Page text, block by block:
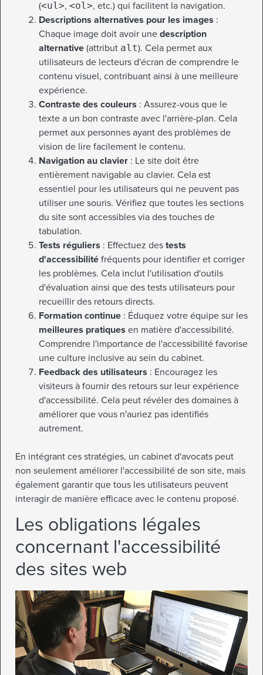
(<ul>, <ol>, etc.) qui facilitent la navigation.
Descriptions alternatives pour les images :
Chaque image doit avoir une description
alternative (attribut alt). Cela permet aux
utilisateurs de lecteurs d'écran de comprendre le
contenu visuel, contribuant ainsi à une meilleure
expérience.
Contraste des couleurs : Assurez-vous que le
texte a un bon contraste avec l'arrière-plan. Cela
permet aux personnes ayant des problèmes de
vision de lire facilement le contenu.
Navigation au clavier : Le site doit être
entièrement navigable au clavier. Cela est
essentiel pour les utilisateurs qui ne peuvent pas
utiliser une souris. Vérifiez que toutes les sections
du site sont accessibles via des touches de
tabulation.
Tests réguliers : Effectuez des tests
d'accessibilité fréquents pour identifier et corriger
les problèmes. Cela inclut l'utilisation d'outils
d'évaluation ainsi que des tests utilisateurs pour
recueillir des retours directs.
Formation continue : Éduquez votre équipe sur les
meilleures pratiques en matière d'accessibilité.
Comprendre l'importance de l'accessibilité favorise
une culture inclusive au sein du cabinet.
Feedback des utilisateurs : Encouragez les
visiteurs à fournir des retours sur leur expérience
d'accessibilité. Cela peut révéler des domaines à
améliorer que vous n'auriez pas identifiés
autrement.
En intégrant ces stratégies, un cabinet d'avocats peut
non seulement améliorer l'accessibilité de son site, mais
également garantir que tous les utilisateurs peuvent
interagir de manière efficace avec le contenu proposé.
Les obligations légales
concernant l'accessibilité
des sites web